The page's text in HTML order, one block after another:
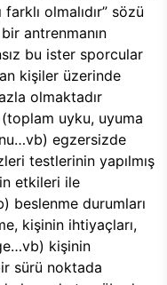
olmalıdır” sözü
antrenmanın
bu ister sporcular
kişiler üzerinde
olmaktadır
uyku, uyuma
egzersizde
testlerinin yapılmış
etkileri ile
beslenme durumları
kişinin ihtiyaçları,
kişinin
sürü noktada